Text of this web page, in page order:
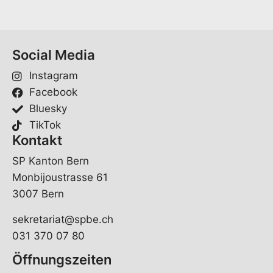
Social Media
Instagram
Facebook
Bluesky
TikTok
Kontakt
SP Kanton Bern
Monbijoustrasse 61
3007 Bern
sekretariat@spbe.ch
031 370 07 80
Öffnungszeiten